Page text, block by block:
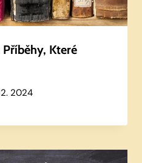
Příběhy, Které
2024